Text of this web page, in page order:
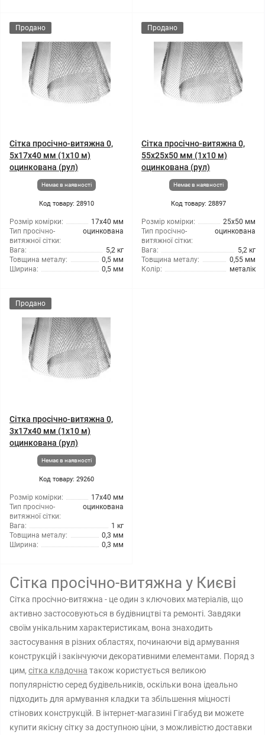
Продано
Сітка просічно-витяжна 0,
5x17x40 мм (1x10 м)
оцинкована (рул)
Немає в наявності
Код товару: 28910
Розмір комірки:
17x40 мм
Тип просічно-
витяжної сітки:
оцинкована
Вага:
5,2 кг
Товщина металу:
0,5 мм
Ширина:
0,5 мм
Продано
Сітка просічно-витяжна 0,
55x25x50 мм (1x10 м)
оцинкована (рул)
Немає в наявності
Код товару: 28897
Розмір комірки:
25x50 мм
Тип просічно-
витяжної сітки:
оцинкована
Вага:
5,2 кг
Товщина металу:
0,55 мм
Колір:
металік
Продано
Сітка просічно-витяжна 0,
3x17x40 мм (1x10 м)
оцинкована (рул)
Немає в наявності
Код товару: 29260
Розмір комірки:
17x40 мм
Тип просічно-
витяжної сітки:
оцинкована
Вага:
1 кг
Товщина металу:
0,3 мм
Ширина:
0,3 мм
Сітка просічно-витяжна у Києві
Сітка просічно-витяжна - це один з ключових матеріалів, що
активно застосовуються в будівництві та ремонті. Завдяки
своїм унікальним характеристикам, вона знаходить
застосування в різних областях, починаючи від армування
конструкцій і закінчуючи декоративними елементами. Поряд з
цим, сітка кладочна також користується великою
популярністю серед будівельників, оскільки вона ідеально
підходить для армування кладки та збільшення міцності
стінових конструкцій. В інтернет-магазині Гігабуд ви можете
купити якісну сітку за доступною ціни, з можливістю доставки